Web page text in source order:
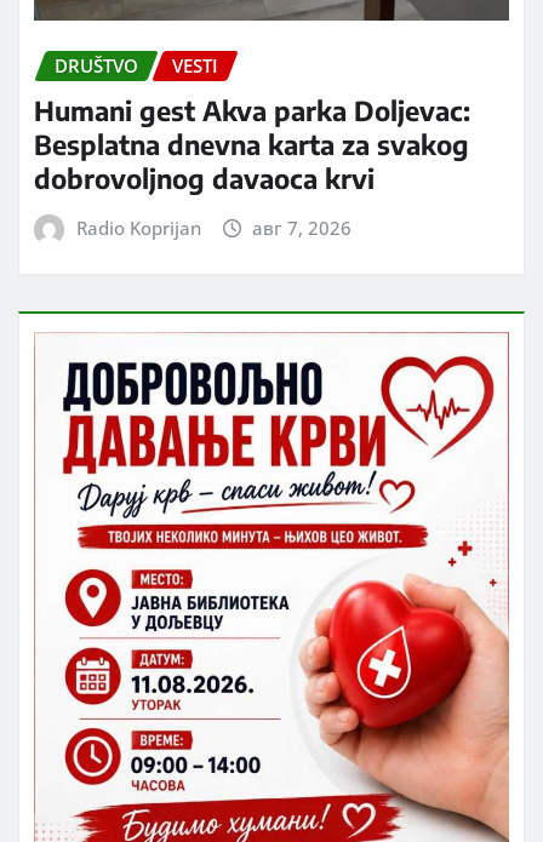
DRUŠTVO VESTI
Humani gest Akva parka Doljevac:
Besplatna dnevna karta za svakog
dobrovoljnog davaoca krvi
Radio Koprijan авг 7, 2026